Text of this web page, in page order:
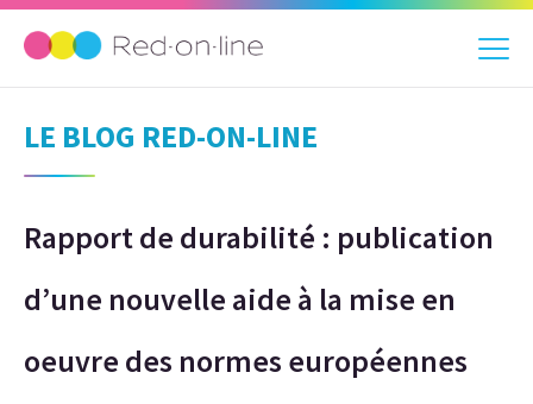
LE BLOG RED-ON-LINE
Rapport de durabilité : publication
d’une nouvelle aide à la mise en
oeuvre des normes européennes